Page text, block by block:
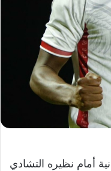
أمام نظيره التشادي